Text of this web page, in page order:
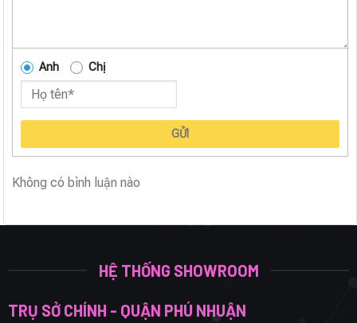
Anh Chị
GỬI
Không có bình luận nào
HỆ THỐNG SHOWROOM
TRỤ SỞ CHÍNH - QUẬN PHÚ NHUẬN